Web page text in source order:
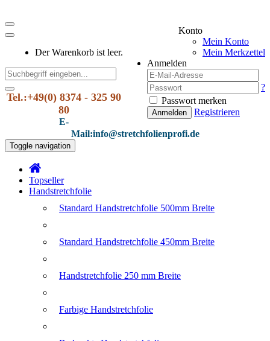
Konto
Mein Konto
Mein Merkzettel
Anmelden
?
Passwort merken
Anmelden Registrieren
Der Warenkorb ist leer.
Tel.:+49(0) 8374 - 325 90
80
E-
Mail:info@stretchfolienprofi.de
Toggle navigation
Topseller
Handstretchfolie
Standard Handstretchfolie 500mm Breite
Standard Handstretchfolie 450mm Breite
Handstretchfolie 250 mm Breite
Farbige Handstretchfolie